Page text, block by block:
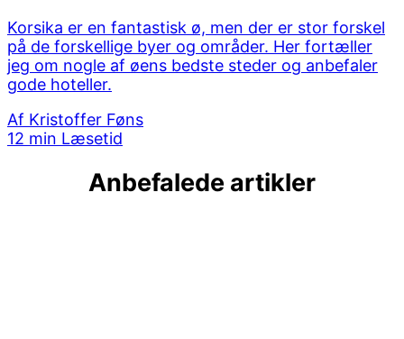
Korsika er en fantastisk ø, men der er stor forskel
på de forskellige byer og områder. Her fortæller
jeg om nogle af øens bedste steder og anbefaler
gode hoteller.
Af Kristoffer Føns
12 min Læsetid
Anbefalede artikler